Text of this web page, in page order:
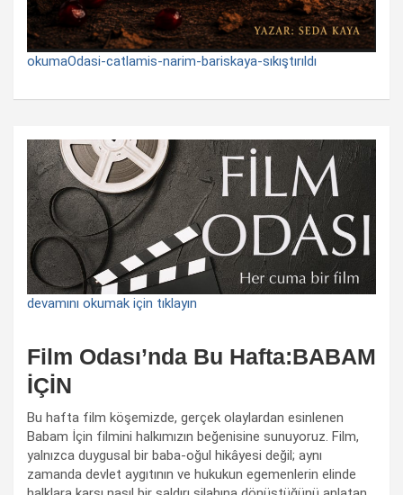
okumaOdasi-catlamis-narim-bariskaya-sıkıştırıldı
devamını okumak için tıklayın
Film Odası’nda Bu Hafta:BABAM
İÇİN
Bu hafta film köşemizde, gerçek olaylardan esinlenen
Babam İçin filmini halkımızın beğenisine sunuyoruz. Film,
yalnızca duygusal bir baba-oğul hikâyesi değil; aynı
zamanda devlet aygıtının ve hukukun egemenlerin elinde